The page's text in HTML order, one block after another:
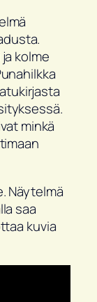
kolme
minkä
Näytelmä
saa
kuvia